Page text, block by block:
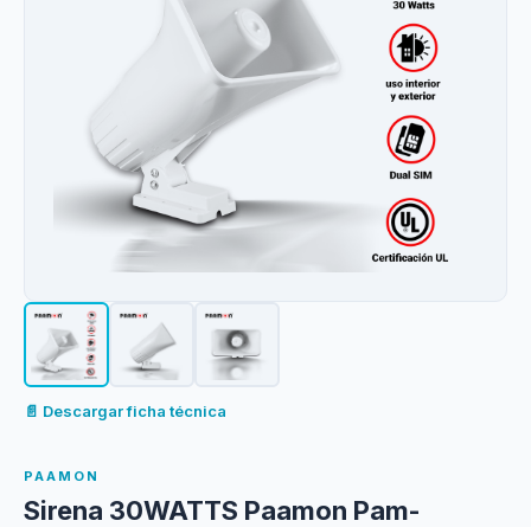
📄 Descargar ficha técnica
PAAMON
Sirena 30WATTS Paamon Pam-